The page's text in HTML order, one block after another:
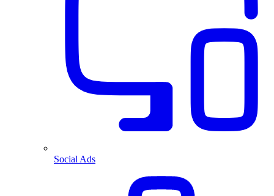
Social Ads